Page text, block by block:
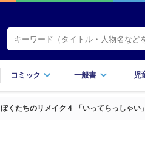
コミック 一般書 児
ぼくたちのリメイク４ 「いってらっしゃい」